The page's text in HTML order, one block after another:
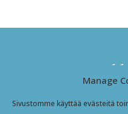
Manage
Sivustomme käyttää evästeitä